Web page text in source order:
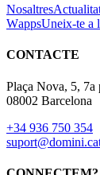
Nosaltres
WappsUneix-te a
CONTACTE
Plaça Nova, 5, 7a
08002 Barcelona
+34 936 750 354